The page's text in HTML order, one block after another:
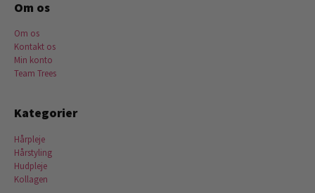
Om os
Om os
Kontakt os
Min konto
Team Trees
Kategorier
Hårpleje
Hårstyling
Hudpleje
Kollagen